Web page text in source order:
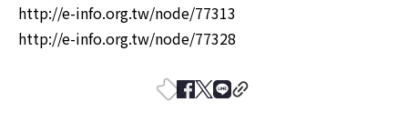
http://e-info.org.tw/node/77313
http://e-info.org.tw/node/77328